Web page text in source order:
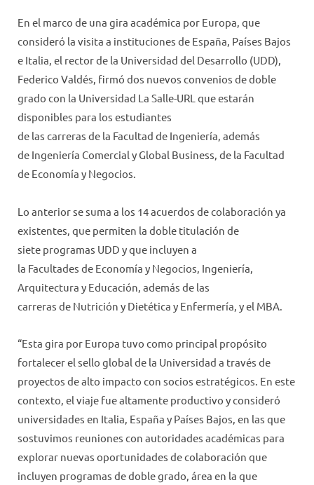
En el marco de una gira académica por Europa, que
consideró la visita a instituciones de España, Países Bajos
e Italia, el rector de la Universidad del Desarrollo (UDD),
Federico Valdés, firmó dos nuevos convenios de doble
grado con la Universidad La Salle-URL que estarán
disponibles para los estudiantes
de las carreras de la Facultad de Ingeniería, además
de Ingeniería Comercial y Global Business, de la Facultad
de Economía y Negocios.
Lo anterior se suma a los 14 acuerdos de colaboración ya
existentes, que permiten la doble titulación de
siete programas UDD y que incluyen a
la Facultades de Economía y Negocios, Ingeniería,
Arquitectura y Educación, además de las
carreras de Nutrición y Dietética y Enfermería, y el MBA.
“Esta gira por Europa tuvo como principal propósito
fortalecer el sello global de la Universidad a través de
proyectos de alto impacto con socios estratégicos. En este
contexto, el viaje fue altamente productivo y consideró
universidades en Italia, España y Países Bajos, en las que
sostuvimos reuniones con autoridades académicas para
explorar nuevas oportunidades de colaboración que
incluyen programas de doble grado, área en la que